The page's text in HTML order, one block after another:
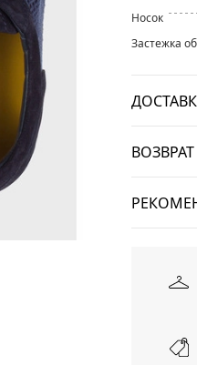
Носок
Застежка
ВОЗВРАТ